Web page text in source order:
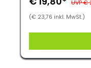
UVP €
(€ 23,76 inkl. MwSt.)